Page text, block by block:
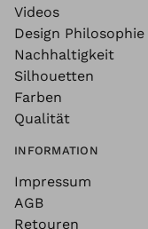
Videos
Design Philosophie
Nachhaltigkeit
Silhouetten
Farben
Qualität
INFORMATION
Impressum
AGB
Retouren